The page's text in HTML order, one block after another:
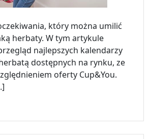
który można umilić
herbaty. W tym artykule
najlepszych kalendarzy
dostępnych na rynku, ze
oferty Cup&You.